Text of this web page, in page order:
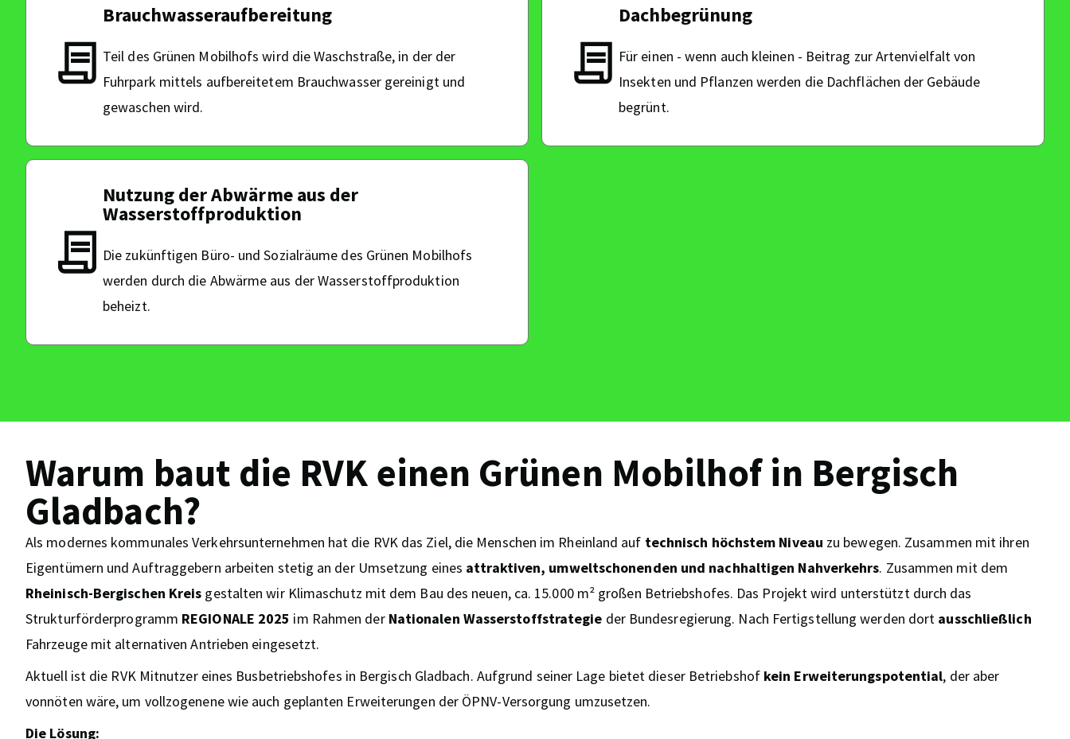
Brauchwasseraufbereitung
Teil des Grünen Mobilhofs wird die Waschstraße, in der der
Fuhrpark mittels aufbereitetem Brauchwasser gereinigt und
gewaschen wird.
Dachbegrünung
Für einen - wenn auch kleinen - Beitrag zur Artenvielfalt von
Insekten und Pflanzen werden die Dachflächen der Gebäude
begrünt.
Nutzung der Abwärme aus der
Wasserstoffproduktion
Die zukünftigen Büro- und Sozialräume des Grünen Mobilhofs
werden durch die Abwärme aus der Wasserstoffproduktion
beheizt.
Warum baut die RVK einen Grünen Mobilhof in Bergisch
Gladbach?
Als modernes kommunales Verkehrsunternehmen hat die RVK das Ziel, die Menschen im Rheinland auf technisch höchstem Niveau zu bewegen. Zusammen mit ihren
Eigentümern und Auftraggebern arbeiten stetig an der Umsetzung eines attraktiven, umweltschonenden und nachhaltigen Nahverkehrs. Zusammen mit dem
Rheinisch-Bergischen Kreis gestalten wir Klimaschutz mit dem Bau des neuen, ca. 15.000 m² großen Betriebshofes. Das Projekt wird unterstützt durch das
Strukturförderprogramm REGIONALE 2025 im Rahmen der Nationalen Wasserstoffstrategie der Bundesregierung. Nach Fertigstellung werden dort ausschließlich
Fahrzeuge mit alternativen Antrieben eingesetzt.
Aktuell ist die RVK Mitnutzer eines Busbetriebshofes in Bergisch Gladbach. Aufgrund seiner Lage bietet dieser Betriebshof kein Erweiterungspotential, der aber
vonnöten wäre, um vollzogenene wie auch geplanten Erweiterungen der ÖPNV-Versorgung umzusetzen.
Die Lösung: